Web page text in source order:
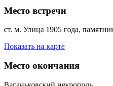
Место встречи
ст. м. Улица 1905 года,
Показать на карте
Место окончания